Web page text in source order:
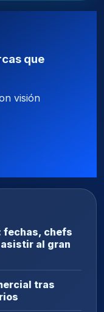
que
visión
fechas, chefs
al gran
tras